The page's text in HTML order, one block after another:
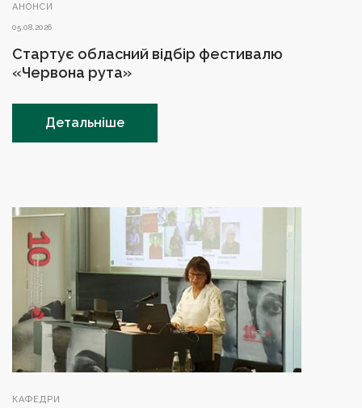
АНОНСИ
05.08.2026
Стартує обласний відбір фестивалю
«Червона рута»
Детальніше
КАФЕДРИ